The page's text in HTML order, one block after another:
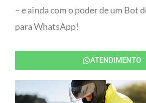
– e ainda com o poder de um Bot
para WhatsApp!
ATENDIMENTO